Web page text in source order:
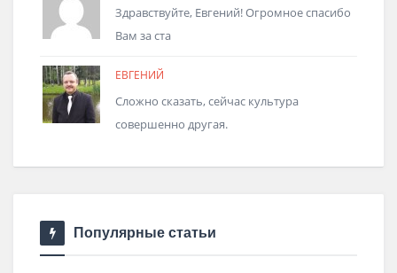
Здравствуйте, Евгений! Огромное спасибо
Вам за ста
ЕВГЕНИЙ
Сложно сказать, сейчас культура
совершенно другая.
Популярные статьи